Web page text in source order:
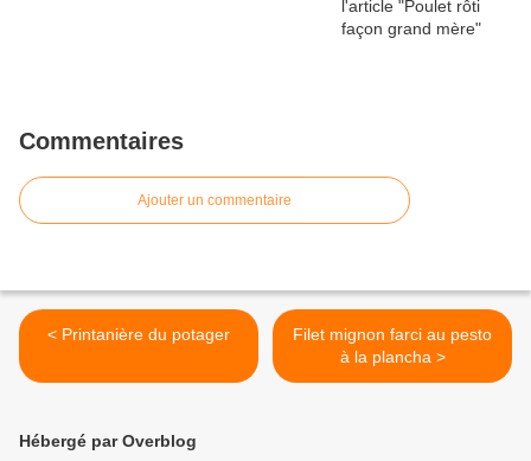
Commentaires
Ajouter un commentaire
< Printanière du potager
Filet mignon farci au pesto
à la plancha >
Hébergé par Overblog